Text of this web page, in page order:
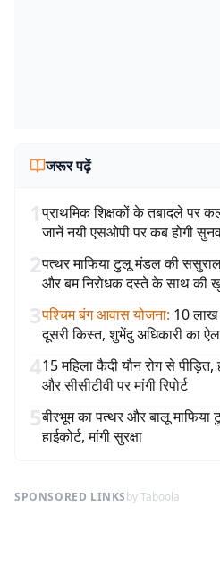
जरूर पढ़ें
1प्राथमिक शिक्षकों के तबादले पर
जानें नयी एसओपी पर कब होगी
2पत्थर माफिया टुलू मंडल की
और बम निरोधक दस्ते के साथ की
3पश्चिम बंग आवास योजना: 10 लाख
दूसरी किस्त, शुभेंदु अधिकारी का
415 महिला कैदी यौन रोग से पीड़ित,
और सीसीटीवी पर मांगी रिपोर्ट
5बीरभूम का पत्थर और बालू
हाईकोर्ट, मांगी सुरक्षा
SPONSORED LINKSby Taboola